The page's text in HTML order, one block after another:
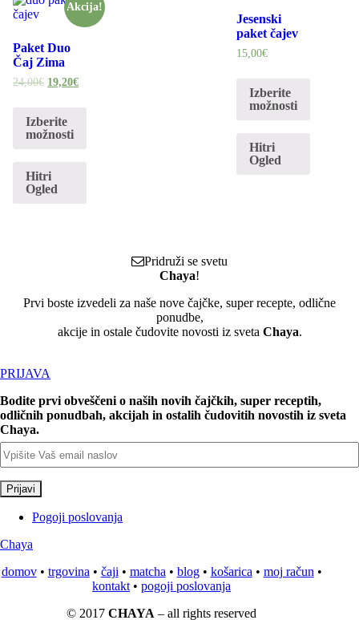
Akcija!
Paket Duo
Čaj Zima
24,00€ 19,20€
Izberite
možnosti
Hitri
Ogled
Jesenski
paket čajev
15,00€
Izberite
možnosti
Hitri
Ogled
Pridruži se svetu
Chaya!
Prvi boste izvedeli za naše nove čajčke, super recepte, odlične
ponudbe,
akcije in ostale čudovite novosti iz sveta Chaya.
PRIJAVA
Bodite prvi obveščeni o naših novih čajčkih, super receptih,
odličnih ponudbah, akcijah in ostalih čudovitih novostih iz sveta
Chaya.
Pogoji poslovanja
Chaya
domov• trgovina• čaji• matcha• blog• košarica• moj račun•
kontakt•pogoji poslovanja
© 2017CHAYA – all rights reserved